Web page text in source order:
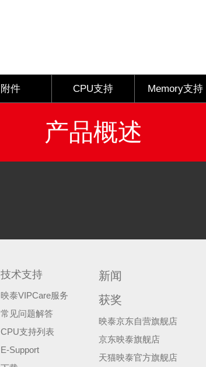
附件 CPU支持 Memory支持
产品概述
技术支持
映泰VIPCare服务
常见问题解答
CPU支持列表
E-Support
新闻
获奖
映泰京东自营旗舰店
京东映泰旗舰店
天猫映泰官方旗舰店